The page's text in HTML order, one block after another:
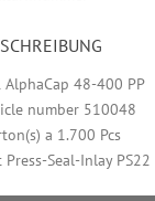
AlphaCap 48-400 PP
number 510048
a 1.700 Pcs
Seal-Inlay PS22